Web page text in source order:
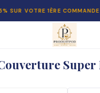
VOTRE 1ÈRE COMMANDE —